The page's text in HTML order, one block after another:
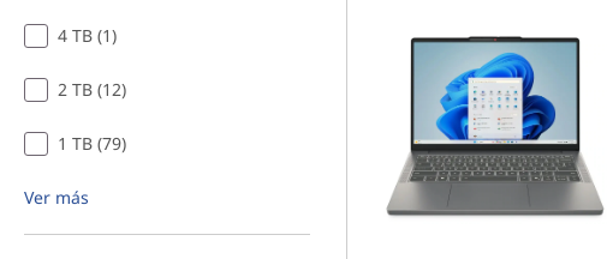
4 TB (1)
2 TB (12)
1 TB (79)
Ver más